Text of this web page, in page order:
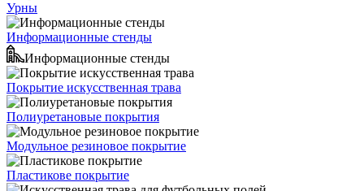
Урны
Информационные стенды
Информационные стенды
Покрытие искусственная трава
Полиуретановые покрытия
Модульное резиновое покрытие
Пластикове покрытие